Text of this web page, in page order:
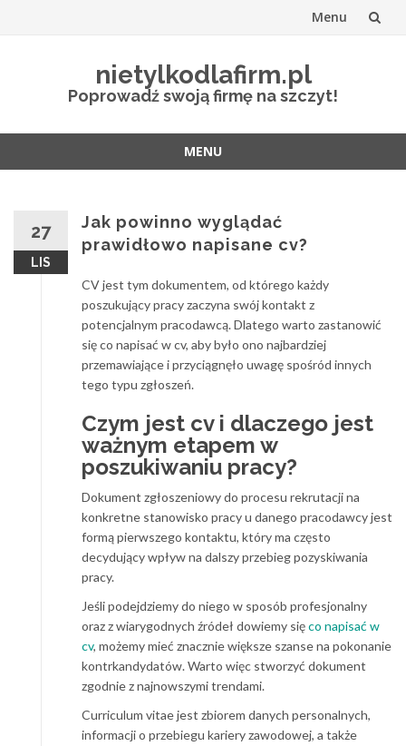
Menu
nietylkodlafirm.pl
Poprowadź swoją firmę na szczyt!
MENU
27
LIS
Jak powinno wyglądać
prawidłowo napisane cv?
CV jest tym dokumentem, od którego każdy
poszukujący pracy zaczyna swój kontakt z
potencjalnym pracodawcą. Dlatego warto zastanowić
się co napisać w cv, aby było ono najbardziej
przemawiające i przyciągnęło uwagę spośród innych
tego typu zgłoszeń.
Czym jest cv i dlaczego jest
ważnym etapem w
poszukiwaniu pracy?
Dokument zgłoszeniowy do procesu rekrutacji na
konkretne stanowisko pracy u danego pracodawcy jest
formą pierwszego kontaktu, który ma często
decydujący wpływ na dalszy przebieg pozyskiwania
pracy.
Jeśli podejdziemy do niego w sposób profesjonalny
oraz z wiarygodnych źródeł dowiemy sięco napisać w
cv, możemy mieć znacznie większe szanse na pokonanie
kontrkandydatów. Warto więc stworzyć dokument
zgodnie z najnowszymi trendami.
Curriculum vitae jest zbiorem danych personalnych,
informacji o przebiegu kariery zawodowej, a także